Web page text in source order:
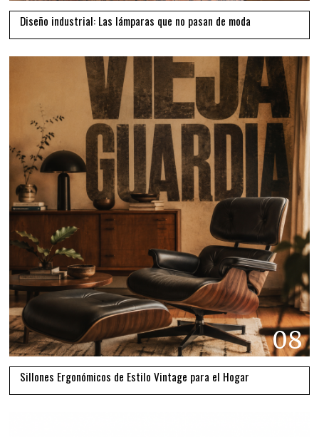
Diseño industrial: Las lámparas que no pasan de moda
08
Sillones Ergonómicos de Estilo Vintage para el Hogar